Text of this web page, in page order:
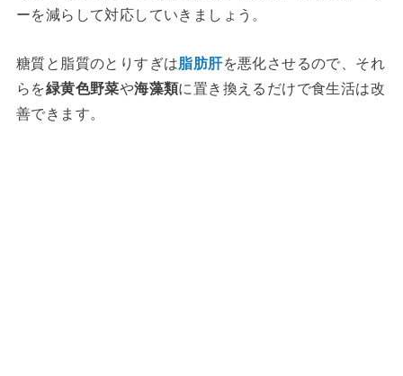
ーを減らして対応していきましょう。
糖質と脂質のとりすぎは脂肪肝を悪化させるので、それ
らを緑黄色野菜や海藻類に置き換えるだけで食生活は改
善できます。